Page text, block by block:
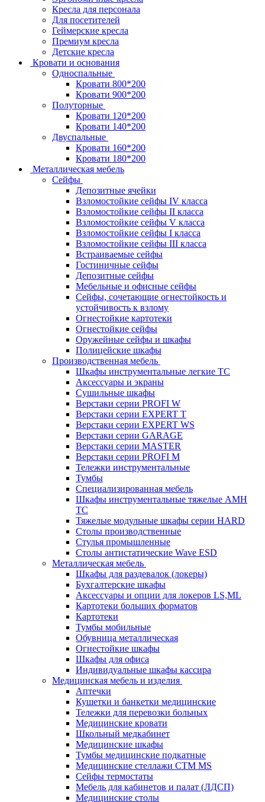
Кресла для персонала
Для посетителей
Геймерские кресла
Премиум кресла
Детские кресла
Кровати и основания
Односпальные
Кровати 800*200
Кровати 900*200
Полуторные
Кровати 120*200
Кровати 140*200
Двуспальные
Кровати 160*200
Кровати 180*200
Металлическая мебель
Сейфы
Депозитные ячейки
Взломостойкие сейфы IV класса
Взломостойкие сейфы II класса
Взломостойкие сейфы V класса
Взломостойкие сейфы I класса
Взломостойкие сейфы III класса
Встраиваемые сейфы
Гостиничные сейфы
Депозитные сейфы
Мебельные и офисные сейфы
Сейфы, сочетающие огнестойкость и
устойчивость к взлому
Огнестойкие картотеки
Огнестойкие сейфы
Оружейные сейфы и шкафы
Полицейские шкафы
Производственная мебель
Шкафы инструментальные легкие ТС
Аксессуары и экраны
Cушильные шкафы
Верстаки серии PROFI W
Верстаки серии EXPERT T
Верстаки серии EXPERT WS
Верстаки серии GARAGE
Верстаки серии MASTER
Верстаки серии PROFI M
Тележки инструментальные
Тумбы
Cпециализированная мебель
Шкафы инструментальные тяжелые AMH
TC
Тяжелые модульные шкафы серии HARD
Столы производственные
Стулья промышленные
Столы антистатические Wave ESD
Металлическая мебель
Шкафы для раздевалок (локеры)
Бухгалтерские шкафы
Аксессуары и опции для локеров LS,ML
Картотеки больших форматов
Картотеки
Тумбы мобильные
Обувница металлическая
Огнестойкие шкафы
Шкафы для офиса
Индивидуальные шкафы кассира
Медицинская мебель и изделия
Аптечки
Кушетки и банкетки медицинские
Тележки для перевозки больных
Медицинские кровати
Школьный медкабинет
Медицинские шкафы
Тумбы медицинские подкатные
Медицинские стеллажи CTM MS
Сейфы термостаты
Мебель для кабинетов и палат (ЛДСП)
Медицинские столы